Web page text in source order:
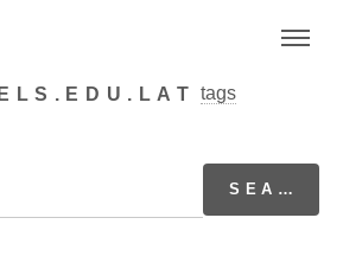
tags